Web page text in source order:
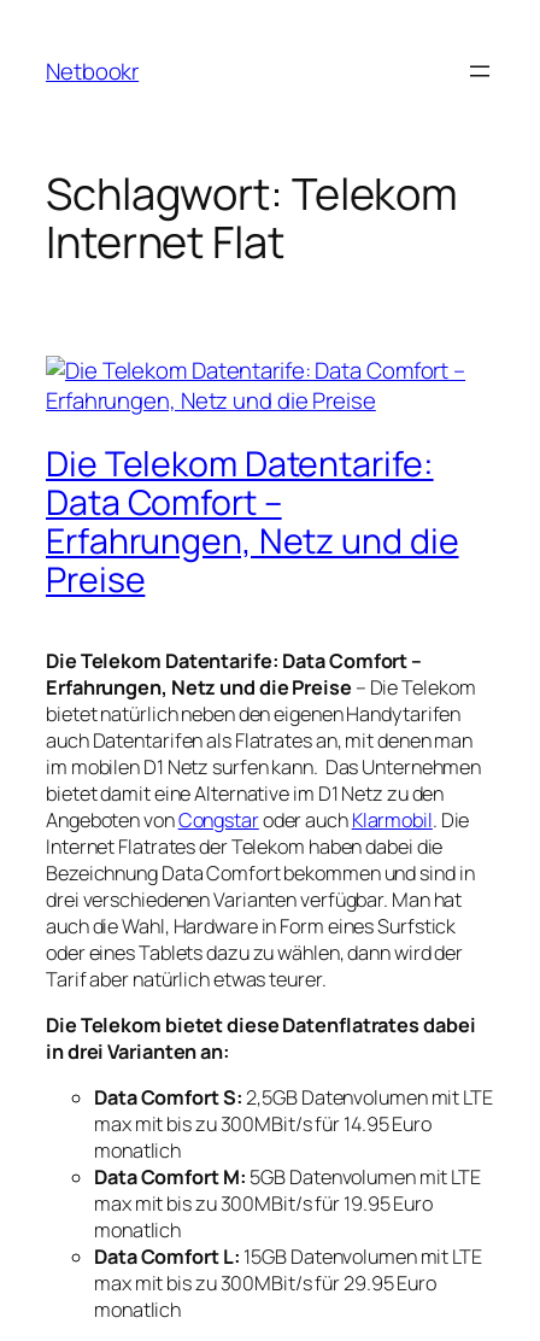
springen
Netbookr
Schlagwort: Telekom
Internet Flat
Die Telekom Datentarife:
Data Comfort –
Erfahrungen, Netz und die
Preise
Die Telekom Datentarife: Data Comfort –
Erfahrungen, Netz und die Preise – Die Telekom
bietet natürlich neben den eigenen Handytarifen
auch Datentarifen als Flatrates an, mit denen man
im mobilen D1 Netz surfen kann. Das Unternehmen
bietet damit eine Alternative im D1 Netz zu den
Angeboten vonCongstaroder auchKlarmobil. Die
Internet Flatrates der Telekom haben dabei die
Bezeichnung Data Comfort bekommen und sind in
drei verschiedenen Varianten verfügbar. Man hat
auch die Wahl, Hardware in Form eines Surfstick
oder eines Tablets dazu zu wählen, dann wird der
Tarif aber natürlich etwas teurer.
Die Telekom bietet diese Datenflatrates dabei
in drei Varianten an:
Data Comfort S:2,5GB Datenvolumen mit LTE
max mit bis zu 300MBit/s für 14.95 Euro
monatlich
Data Comfort M: 5GB Datenvolumen mit LTE
max mit bis zu 300MBit/s für 19.95 Euro
monatlich
Data Comfort L: 15GB Datenvolumen mit LTE
max mit bis zu 300MBit/s für 29.95 Euro
monatlich